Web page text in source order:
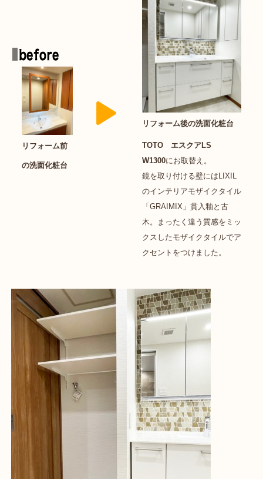
リフォーム前
の洗面化粧台
リフォーム後の洗面化粧台
TOTO エスクアLS
W1300にお取替え。
鏡を取り付ける壁にはLIXIL
のインテリアモザイクタイル
「GRAIMIX」貫入釉と古
木。まったく違う質感をミッ
クスしたモザイクタイルでア
クセントをつけました。